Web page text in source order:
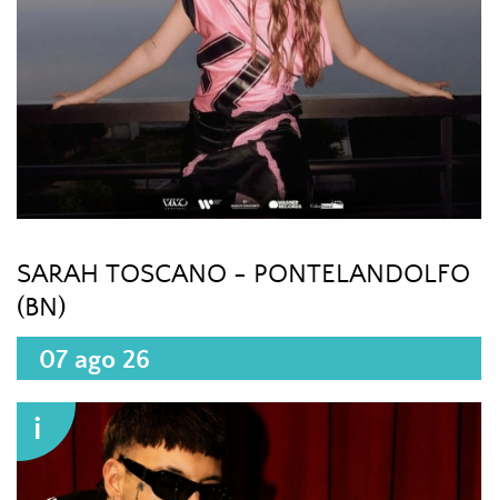
SARAH TOSCANO - PONTELANDOLFO
(BN)
07 ago 26
i